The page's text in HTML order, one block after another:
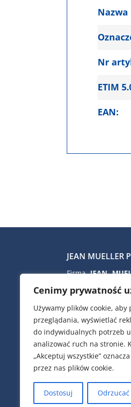
Cenimy prywatność
Używamy plików cookie, aby
przeglądania, wyświetlać
do indywidualnych potrzeb
analizować ruch na stronie.
„Akceptuj wszystkie”
przez nas plików cookie.
Dostosuj Odrzucać
Nr
ETIM
EAN:
JEAN MUELLER
FirmaJEAN
bezpiecznikowe
izolacyjne,
przepięć nn
kompensacyjne
zaciski
poliestrowe do
aparaty
analizatory
pracownicy
podstawie
lub wymagań